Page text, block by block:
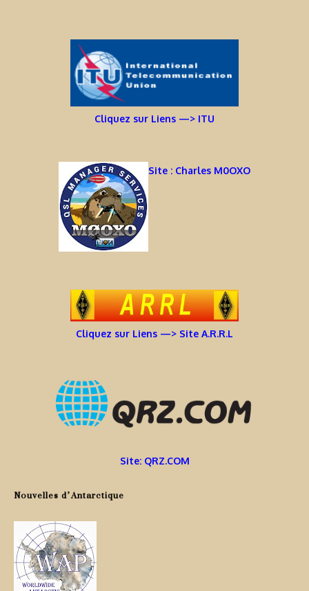
Cliquez sur Liens —> ITU
Site : Charles M0OXO
Cliquez sur Liens —> Site A.R.R.L
Site: QRZ.COM
Nouvelles d’Antarctique